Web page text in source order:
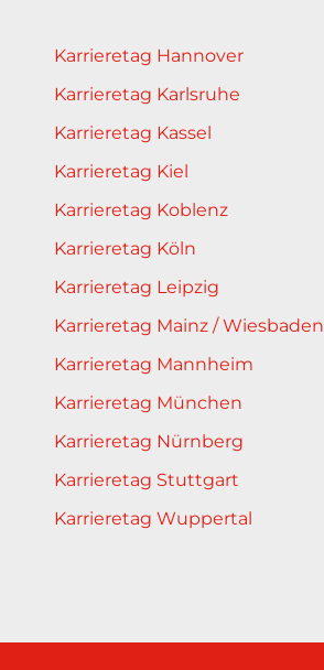
Karrieretag Hannover
Karrieretag Karlsruhe
Karrieretag Kassel
Karrieretag Kiel
Karrieretag Koblenz
Karrieretag Köln
Karrieretag Leipzig
Karrieretag Mainz / Wiesbaden
Karrieretag Mannheim
Karrieretag München
Karrieretag Nürnberg
Karrieretag Stuttgart
Karrieretag Wuppertal